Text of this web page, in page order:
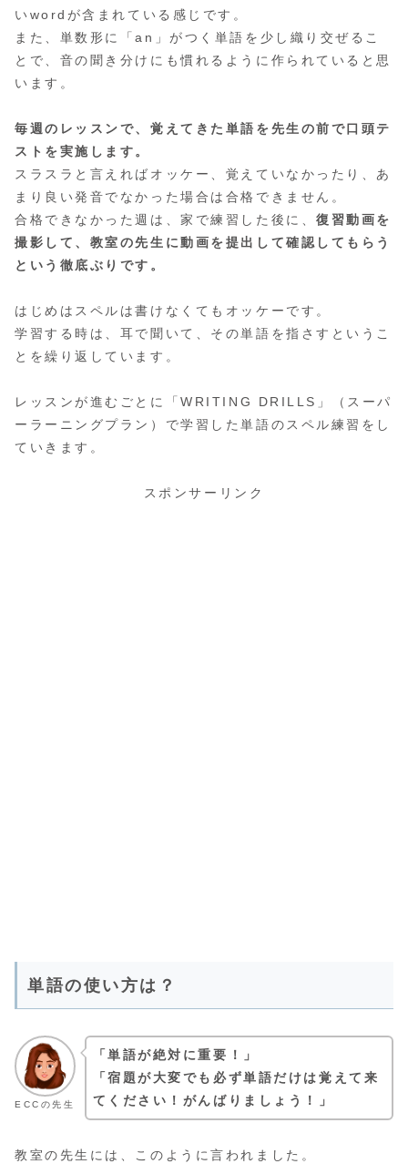
いwordが含まれている感じです。
また、単数形に「an」がつく単語を少し織り交ぜるこ
とで、音の聞き分けにも慣れるように作られていると思
います。
毎週のレッスンで、覚えてきた単語を先生の前で口頭テ
ストを実施します。
スラスラと言えればオッケー、覚えていなかったり、あ
まり良い発音でなかった場合は合格できません。
合格できなかった週は、家で練習した後に、復習動画を
撮影して、教室の先生に動画を提出して確認してもらう
という徹底ぶりです。
はじめはスペルは書けなくてもオッケーです。
学習する時は、耳で聞いて、その単語を指さすというこ
とを繰り返しています。
レッスンが進むごとに「WRITING DRILLS」（スーパ
ーラーニングプラン）で学習した単語のスペル練習をし
ていきます。
スポンサーリンク
単語の使い方は？
ECCの先生
「単語が絶対に重要！」
「宿題が大変でも必ず単語だけは覚えて来
てください！がんばりましょう！」
教室の先生には、このように言われました。